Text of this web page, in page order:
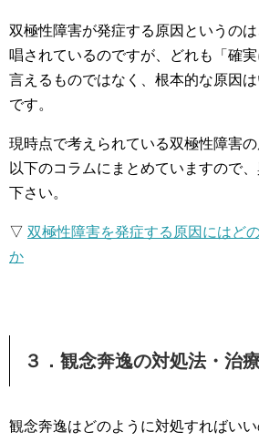
双極性障害が発症する原因というの
唱されているのですが、どれも「確
言えるものではなく、根本的な原因
です。
現時点で考えられている双極性障害
以下のコラムにまとめていますので
下さい。
▽ 双極性障害を発症する原因にはど
か
３．観念奔逸の対処法・治
観念奔逸はどのように対処すればい